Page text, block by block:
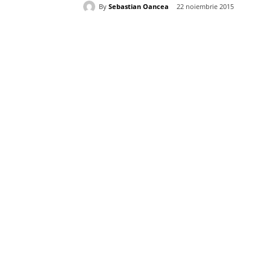
By Sebastian Oancea 22 noiembrie 2015